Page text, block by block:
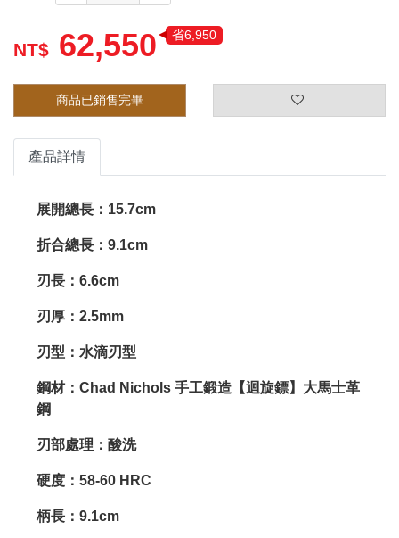
62,550 省6,950
商品已銷售完畢
產品詳情
展開總長：15.7cm
折合總長：9.1cm
刃長：6.6cm
刃厚：2.5mm
刃型：水滴刃型
鋼材：Chad Nichols 手工鍛造【迴旋鏢】大馬士革
鋼
刃部處理：酸洗
硬度：58-60 HRC
柄長：9.1cm